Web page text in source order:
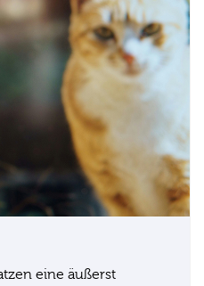
eine äußerst